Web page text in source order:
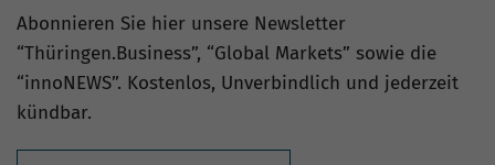
Abonnieren Sie hier unsere Newsletter
“Thüringen.Business”, “Global Markets” sowie die
“innoNEWS”. Kostenlos, Unverbindlich und jederzeit
kündbar.